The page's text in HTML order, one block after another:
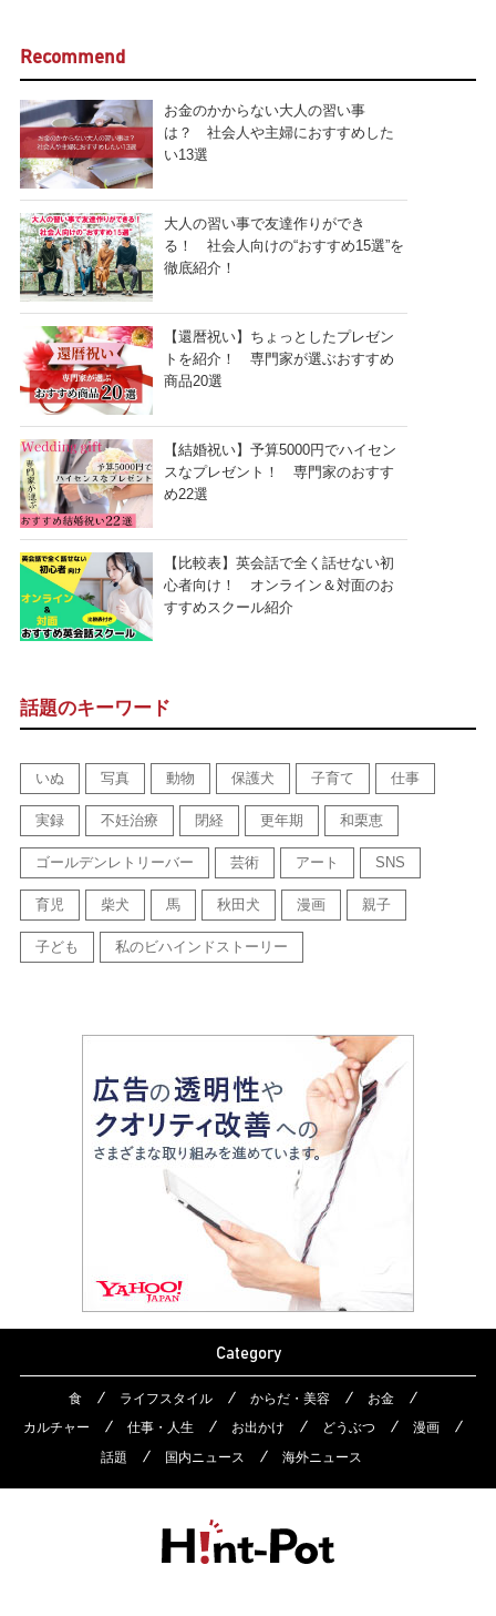
Recommend
お金のかからない大人の習い事
は？ 社会人や主婦におすすめした
い13選
大人の習い事で友達作りができ
る！ 社会人向けの“おすすめ15選”を
徹底紹介！
【還暦祝い】ちょっとしたプレゼン
トを紹介！ 専門家が選ぶおすすめ
商品20選
【結婚祝い】予算5000円でハイセン
スなプレゼント！ 専門家のおすす
め22選
【比較表】英会話で全く話せない初
心者向け！ オンライン＆対面のお
すすめスクール紹介
話題のキーワード
いぬ 写真 動物 保護犬 子育て 仕事
実録 不妊治療 閉経 更年期 和栗恵
ゴールデンレトリーバー 芸術 アート SNS
育児 柴犬 馬 秋田犬 漫画 親子
子ども 私のビハインドストーリー
Category
食 ライフスタイル からだ・美容
お金
カルチャー
仕事・人生 お出かけ どうぶつ
漫画
話題
国内ニュース 海外ニュース